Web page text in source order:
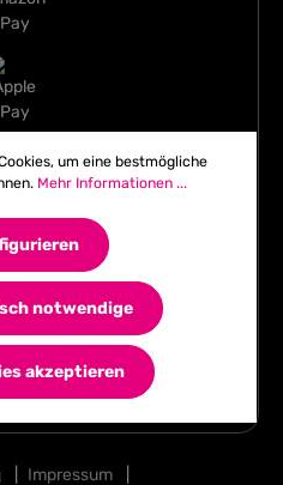
Impressum
um eine bestmögliche
Mehr Informationen ...
notwendige
akzeptieren